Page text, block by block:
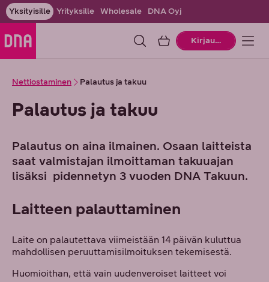
Yksityisille Yrityksille Wholesale DNA Oyj
OstoskoriKirjaudu
Nettiostaminen Palautus ja takuu
Palautus ja takuu
Palautus on aina ilmainen. Osaan laitteista
saat valmistajan ilmoittaman takuuajan
lisäksi pidennetyn 3 vuoden DNA Takuun.
Laitteen palauttaminen
Laite on palautettava viimeistään 14 päivän kuluttua
mahdollisen peruuttamisilmoituksen tekemisestä.
Huomioithan, että vain uudenveroiset laitteet voi